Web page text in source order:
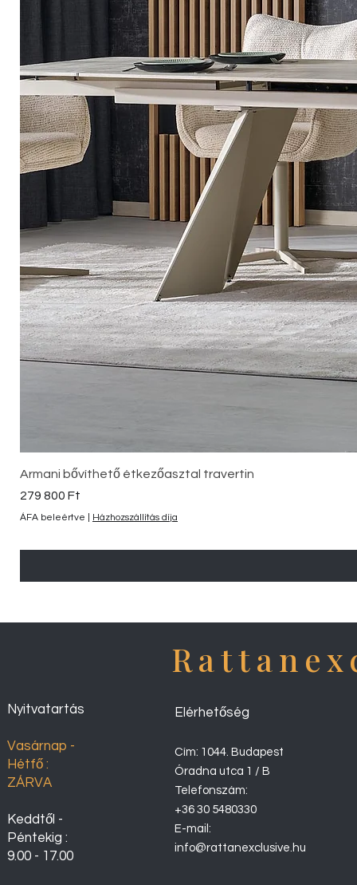
Armani bővíthető étkezőasztal travertin
Ár
279 800 Ft
ÁFA beleértve Házhozszállítás díja
Nyitvatartás
Vasárnap -
Hétfő :
ZÁRVA
Keddtől -
Péntekig :
9.00 - 17.00
Elérhetőség
Cím: 1044. Budapest
Óradna utca 1 / B
Telefonszám:
+36 30 5480330
E-mail:
info@rattanexclusive.hu